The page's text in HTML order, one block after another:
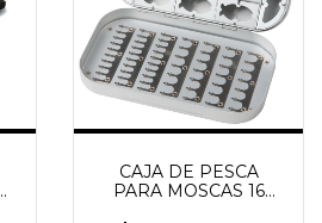
CAJA DE PESCA
PARA MOSCAS 16